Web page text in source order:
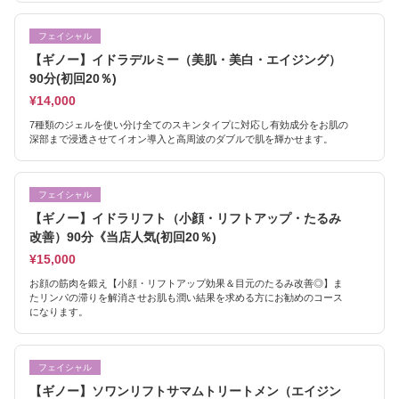
フェイシャル
【ギノー】イドラデルミー（美肌・美白・エイジング）
90分(初回20％)
¥14,000
7種類のジェルを使い分け全てのスキンタイプに対応し有効成分をお肌の
深部まで浸透させてイオン導入と高周波のダブルで肌を輝かせます。
フェイシャル
【ギノー】イドラリフト（小顔・リフトアップ・たるみ
改善）90分《当店人気(初回20％)
¥15,000
お顔の筋肉を鍛え【小顔・リフトアップ効果＆目元のたるみ改善◎】ま
たリンパの滞りを解消させお肌も潤い結果を求める方にお勧めのコース
になります。
フェイシャル
【ギノー】ソワンリフトサマムトリートメン（エイジン